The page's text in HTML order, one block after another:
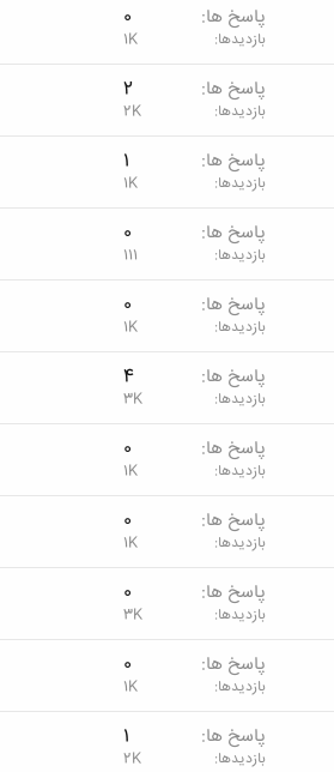
پاسخ ها 0
بازدیدها 1K
پاسخ ها 2
بازدیدها 2K
پاسخ ها 1
بازدیدها 1K
پاسخ ها 0
بازدیدها 111
پاسخ ها 0
بازدیدها 1K
پاسخ ها 4
بازدیدها 3K
پاسخ ها 0
بازدیدها 1K
پاسخ ها 0
بازدیدها 1K
پاسخ ها 0
بازدیدها 3K
پاسخ ها 0
بازدیدها 1K
پاسخ ها 1
بازدیدها 2K